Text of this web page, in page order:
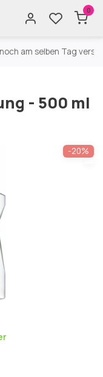
0
am selben Tag
- 500 ml
-20%